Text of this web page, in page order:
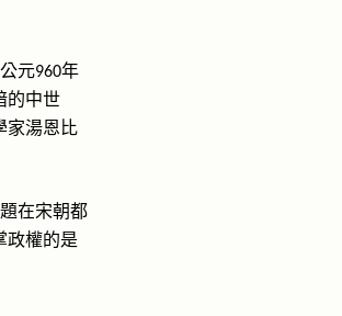
元960年
的中世
家湯恩比
在宋朝都
政權的是